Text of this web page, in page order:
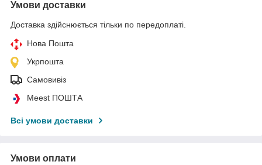
Умови доставки
Доставка здійснюється тільки по передоплаті.
Нова Пошта
Укрпошта
Самовивіз
Meest ПОШТА
Всі умови доставки
Умови оплати